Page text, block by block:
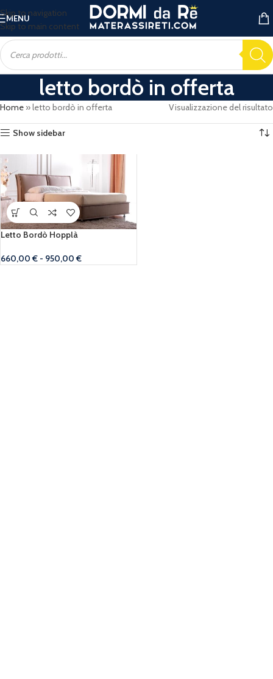
Skip to navigation
Skip to main content
MENU
letto bordò in offerta
Home »letto bordò in offerta Visualizzazione del risultato
Show sidebar
Letto Bordò Hopplà
660,00€ - 950,00€